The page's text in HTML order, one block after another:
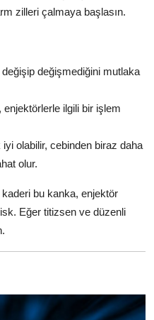
zilleri çalmaya başlasın.
değişmediğini mutlaka
enjektörlerle ilgili bir işlem
olabilir, cebinden biraz daha
olur.
bu kanka, enjektör
Eğer titizsen ve düzenli